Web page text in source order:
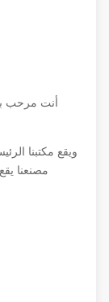
أنت مرحب بك ،